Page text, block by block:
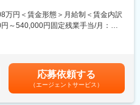
続けており、安定した顧客基盤があ
時間程度に加え、住宅手当や資格
的に成果を上げながら働きやすさ
が、それ以上に銀行での営業経験や
大いに歓迎いたします。自身のスキ
、資金繰計画・実績の管理）
万円＜賃金形態＞月給制＜賃金内訳
～540,000円固定残業手当/月：
与：年2回（11月、7月）※基本賞与
支給賃金はあくまでも目安の金額で
能性があります。月給(月額)は固定
応募依頼する
（エージェントサービス）